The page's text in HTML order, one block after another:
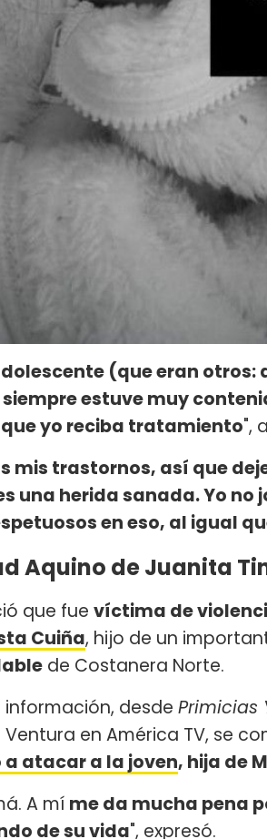
(que eran otros:
estuve muy
yo reciba tratamiento",
mis trastornos, así que
una herida sanada. Yo no
en eso, al igual
Aquino de Juanita
que fue víctima de
Cuiña, hijo de un
de Costanera Norte.
desde Primicias
Ventura en América TV, se
atacar a la joven, hija de
A mí me da mucha pena
de su vida", expresó.